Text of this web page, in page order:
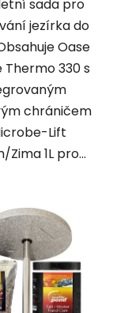
sada pro
jezírka do
Oase
Thermo 330 s
chráničem
Lift
Zima 1L pro...